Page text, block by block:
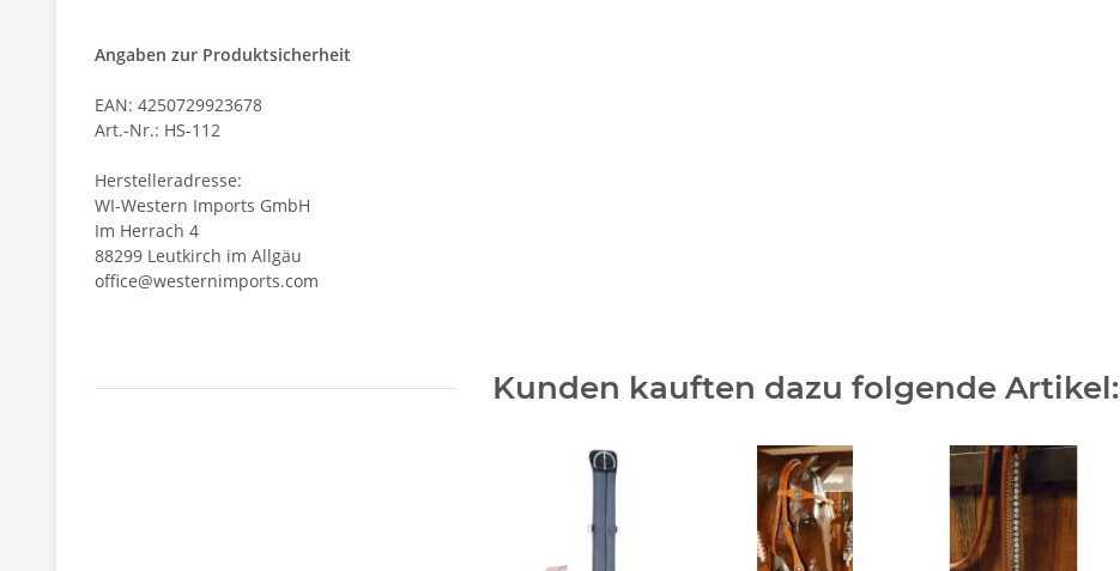
Angaben zur Produktsicherheit
EAN: 4250729923678
Art.-Nr.: HS-112
Herstelleradresse:
WI-Western Imports GmbH
Im Herrach 4
88299 Leutkirch im Allgäu
office@westernimports.com
Kunden kauften dazu folgende Artikel: